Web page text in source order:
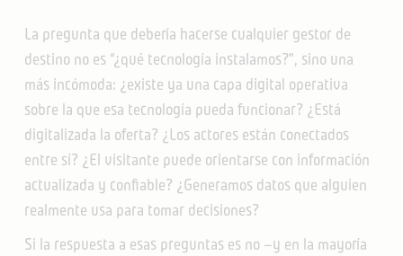
La pregunta que debería hacerse cualquier gestor de
destino no es “¿qué tecnología instalamos?", sino una
más incómoda: ¿existe ya una capa digital operativa
sobre la que esa tecnología pueda funcionar? ¿Está
digitalizada la oferta? ¿Los actores están conectados
entre sí? ¿El visitante puede orientarse con información
actualizada y confiable? ¿Generamos datos que alguien
realmente usa para tomar decisiones?
Si la respuesta a esas preguntas es no —y en la mayoría